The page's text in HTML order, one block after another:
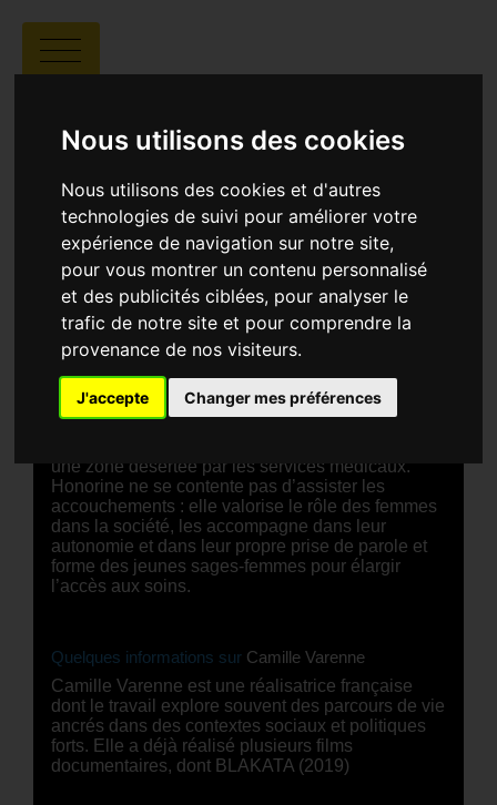
Nous utilisons des cookies
Nous utilisons des cookies et d'autres
technologies de suivi pour améliorer votre
expérience de navigation sur notre site,
pour vous montrer un contenu personnalisé
et des publicités ciblées, pour analyser le
trafic de notre site et pour comprendre la
provenance de nos visiteurs.
J'accepte Changer mes préférences
Camille Varenne | 01:06 | France
Le film Wolobougou suit le quotidien d’Honorine
Soma, sage-femme engagée au Burkina Faso, qui
a fondé une petite maternité rurale appelée
une zone désertée par les services médicaux.
Honorine ne se contente pas d’assister les
accouchements : elle valorise le rôle des femmes
dans la société, les accompagne dans leur
autonomie et dans leur propre prise de parole et
forme des jeunes sages-femmes pour élargir
l’accès aux soins.
Quelques informations sur Camille Varenne
Camille Varenne est une réalisatrice française
dont le travail explore souvent des parcours de vie
ancrés dans des contextes sociaux et politiques
forts. Elle a déjà réalisé plusieurs films
documentaires, dont BLAKATA (2019)